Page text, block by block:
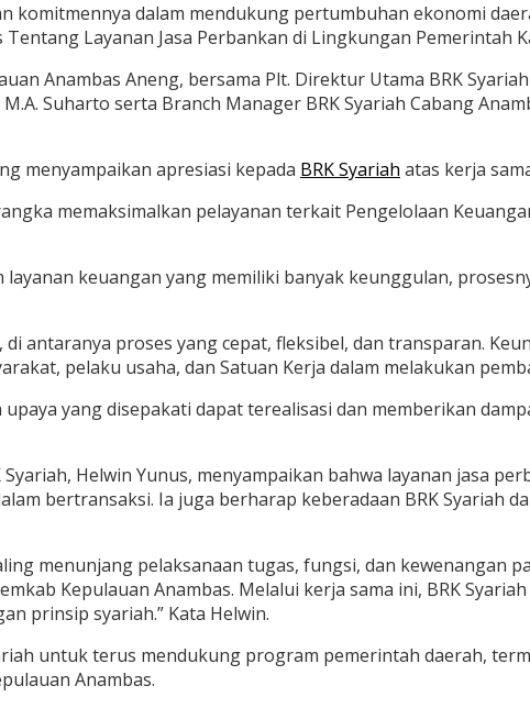
komitmennya dalam mendukung pertumbuhan ekonomi
Layanan Jasa Perbankan di Lingkungan Pemerintah
Anambas Aneng, bersama Plt. Direktur Utama BRK
Suharto serta Branch Manager BRK Syariah Cabang
menyampaikan apresiasi kepada BRK Syariah atas kerja
memaksimalkan pelayanan terkait Pengelolaan
keuangan yang memiliki banyak keunggulan,
antaranya proses yang cepat, fleksibel, dan transparan.
pelaku usaha, dan Satuan Kerja dalam melakukan
yang disepakati dapat terealisasi dan memberikan
Helwin Yunus, menyampaikan bahwa layanan jasa
bertransaksi. Ia juga berharap keberadaan BRK Syariah
menunjang pelaksanaan tugas, fungsi, dan kewenangan
Kepulauan Anambas. Melalui kerja sama ini, BRK
prinsip syariah.” Kata Helwin.
untuk terus mendukung program pemerintah daerah,
Anambas.